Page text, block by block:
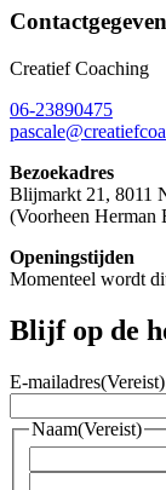
Creatief Coaching
06-23890475
Bezoekadres
Blijmarkt 21, 8011
(Voorheen Herman
Openingstijden
Momenteel wordt
Blijf op de
E-mailadres(Vereist)
Naam(Vereist)